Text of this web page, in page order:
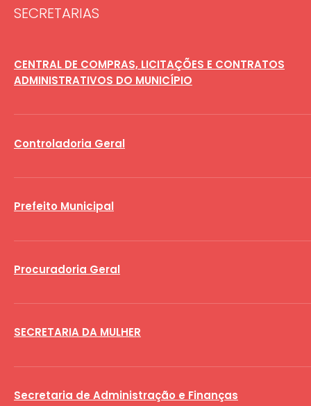
SECRETARIAS
CENTRAL DE COMPRAS, LICITAÇÕES E CONTRATOS
ADMINISTRATIVOS DO MUNICÍPIO
Controladoria Geral
Prefeito Municipal
Procuradoria Geral
SECRETARIA DA MULHER
Secretaria de Administração e Finanças